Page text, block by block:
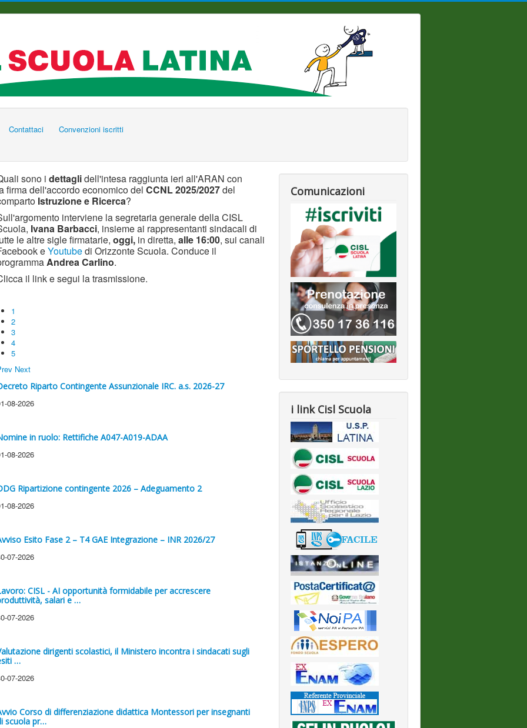
Contattaci Convenzioni iscritti
sono i dettaglidell'intesa raggiunta ieri all'ARAN con
firma dell'accordo economico del CCNL 2025/2027del
Istruzione e Ricerca?
interviene la segretaria generale della CISL
Ivana Barbacci, insieme ai rappresentanti sindacali di
le altre sigle firmatarie, oggi, in diretta, alle 16:00, sui canali
eYoutubedi Orizzonte Scuola. Conduce il
Andrea Carlino.
il link e segui la trasmissione.
1
2
3
4
5
Next
Riparto Contingente Assunzionale IRC. a.s. 2026-27
08-2026
in ruolo: Rettifiche A047-A019-ADAA
08-2026
Ripartizione contingente 2026 – Adeguamento 2
08-2026
Esito Fase 2 – T4 GAE Integrazione – INR 2026/27
07-2026
CISL - AI opportunità formidabile per accrescere
salari e …
07-2026
dirigenti scolastici, il Ministero incontra i sindacati sugli
…
07-2026
Corso di differenziazione didattica Montessori per insegnanti
scuola pr…
Comunicazioni
i link Cisl Scuola